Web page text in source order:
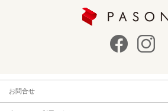
お問合せ